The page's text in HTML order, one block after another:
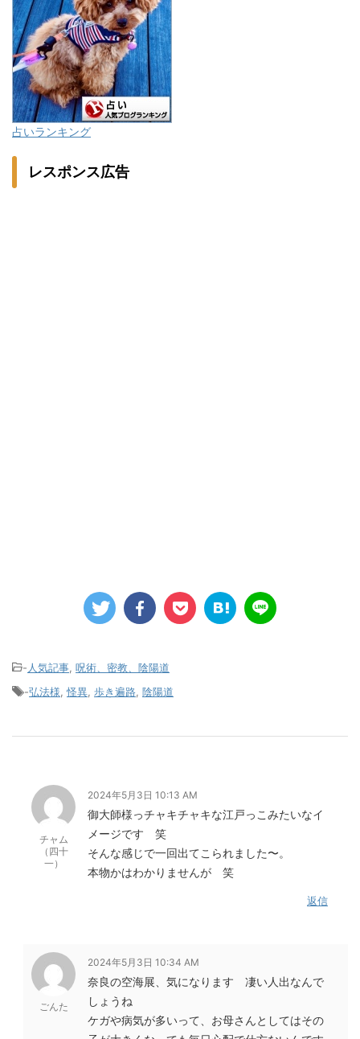
占いランキング
レスポンス広告
-人気記事, 呪術、密教、陰陽道
-弘法様,怪異, 歩き遍路, 陰陽道
チャム
（四十
一）
2024年5月3日 10:13 AM
御大師様っチャキチャキな江戸っこみたいなイ
メージです 笑
そんな感じで一回出てこられました〜。
本物かはわかりませんが 笑
返信
ごんた
2024年5月3日 10:34 AM
奈良の空海展、気になります 凄い人出なんで
しょうね
ケガや病気が多いって、お母さんとしてはその